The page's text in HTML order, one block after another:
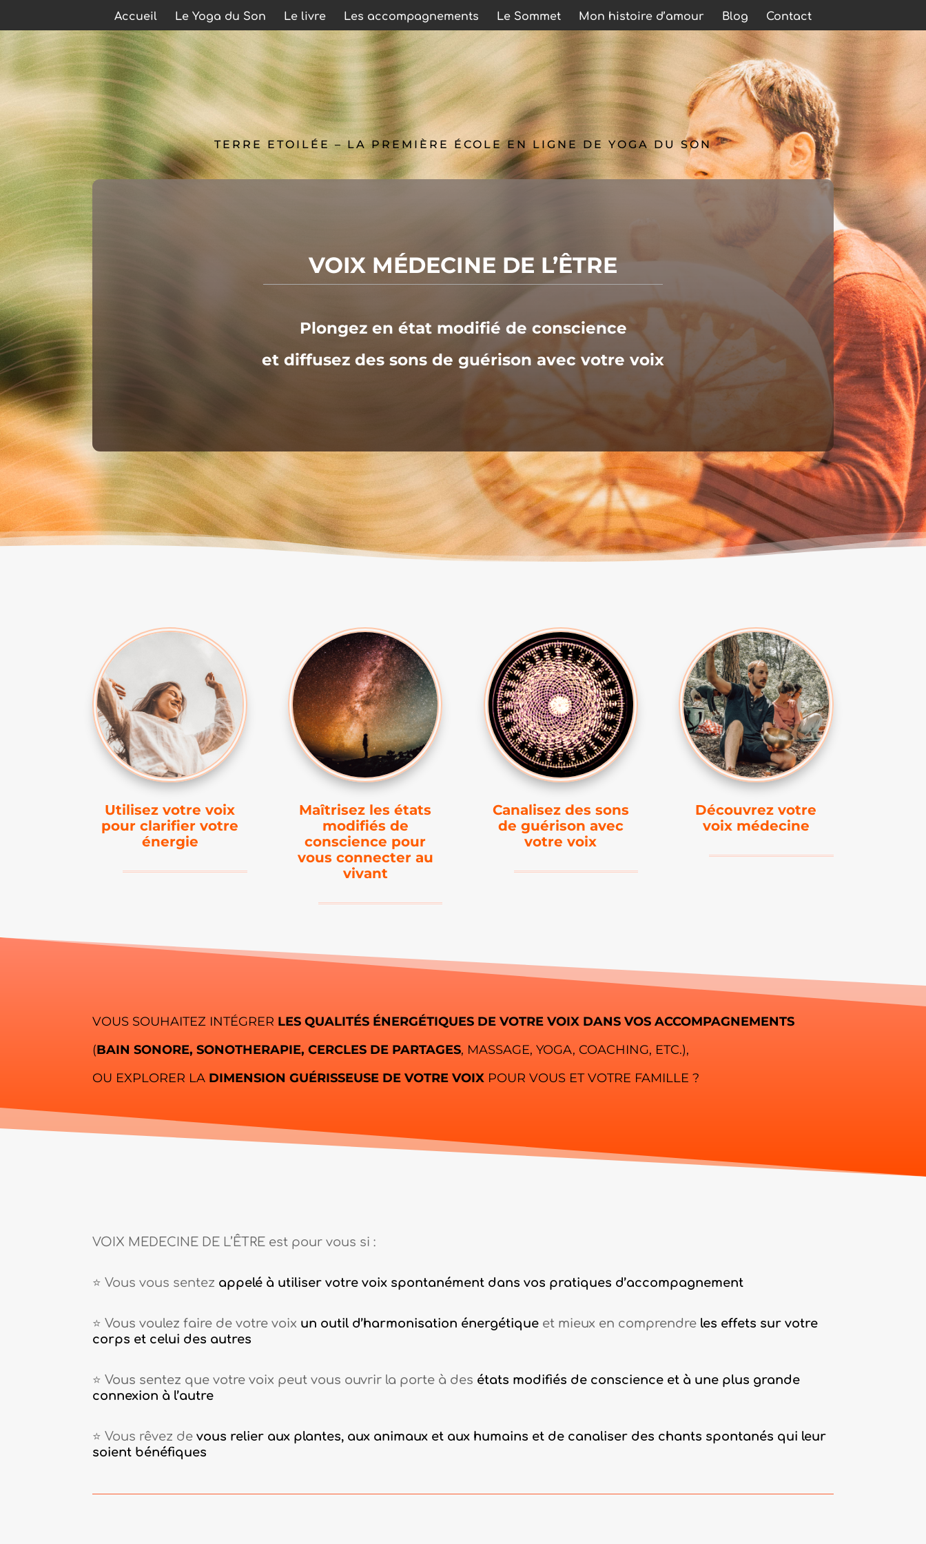
Accueil Le Yoga du Son Le livre Les accompagnements Le Sommet Mon histoire d’amour Blog Contact
TERRE ETOILÉE – LA PREMIÈRE ÉCOLE EN LIGNEDE YOGA DU SON
VOIX MÉDECINE DE L’ÊTRE
Plongez en état modifié de conscience
et diffusez des sons de guérison avec votre voix
Utilisez votre voix
pour clarifier votre
énergie
Maîtrisez les états
modifiés de
conscience pour
vous connecter au
vivant
Canalisez des sons
de guérison avec
votre voix
Découvrez votre
voix médecine
VOUS SOUHAITEZ INTÉGRER LES QUALITÉS ÉNERGÉTIQUES DE VOTRE VOIX DANS VOS ACCOMPAGNEMENTS
(BAIN SONORE, SONOTHERAPIE, CERCLES DE PARTAGES, MASSAGE, YOGA, COACHING, ETC.),
OU EXPLORER LA DIMENSION GUÉRISSEUSE DE VOTRE VOIX POUR VOUS ET VOTRE FAMILLE ?
VOIX MEDECINE DE L’ÊTRE est pour vous si :
⭐️ Vous vous sentez appelé à utiliser votre voix spontanément dans vos pratiques d’accompagnement
⭐️ Vous voulez faire de votre voix un outil d’harmonisation énergétique et mieux en comprendre les effets sur votre
corps et celui des autres
⭐️ Vous sentez que votre voix peut vous ouvrir la porte à des états modifiés de conscience et à une plus grande
connexion à l’autre
⭐️ Vous rêvez devous relier aux plantes, aux animaux et aux humains et de canaliser des chants spontanés qui leur
soient bénéfiques